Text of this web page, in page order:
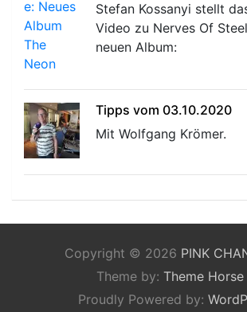
Stefan Kossanyi stellt
Video zu Nerves Of
neuen Album:
Tipps vom 03.10.2020
Mit Wolfgang Krömer.
Copyright © 2026 PINK
Theme by: Theme Horse
Proudly Powered by: